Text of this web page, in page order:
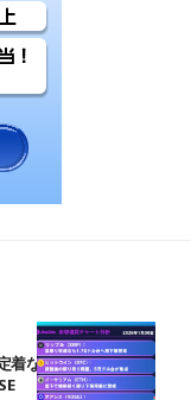
着なら続落想定【仮